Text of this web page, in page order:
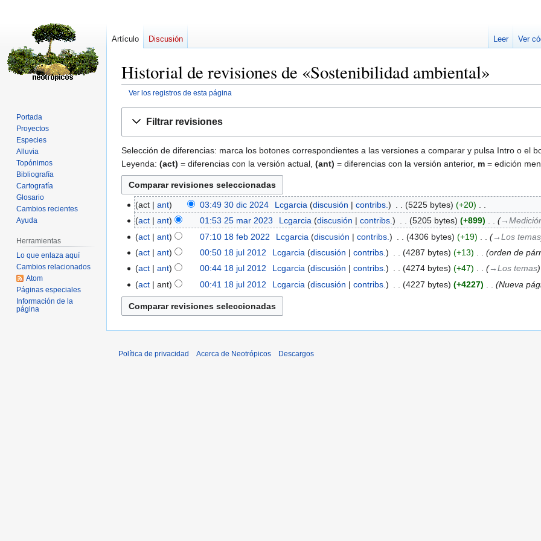
Historial de revisiones de «Sostenibilidad ambiental»
Ver los registros de esta página
navegación
búsqueda
Filtrar revisiones
Selección de diferencias: marca los botones correspondientes a las versiones a comparar y pulsa Intro o el
Leyenda: (act) = diferencias con la versión actual, (ant) = diferencias con la versión anterior, m = edición
30
dic
2024
act ant 03:49 30 dic 2024 Lcgarcia discusión contribs. 5225 bytes +20
S
i
n
r
e
s
u
m
d
25
mar
2023
act ant 01:53 25 mar 2023 Lcgarcia discusión contribs. 5205 bytes +899
18
feb
2022
act ant 07:10 18 feb 2022 Lcgarcia discusión contribs. 4306 bytes +19
→‎Los temas
18
jul
2012
act ant 00:50 18 jul 2012 Lcgarcia discusión contribs. 4287 bytes +13
orden de
act
ant 00:44 18 jul 2012 Lcgarcia discusión contribs. 4274 bytes +47
→‎Los temas
act
ant 00:41 18 jul 2012 Lcgarcia discusión contribs. 4227 bytes +4227 Nueva
Artículo Discusión Leer Ver
Portada
Proyectos
Especies
Alluvia
Topónimos
Bibliografía
Cartografía
Glosario
Cambios recientes
Ayuda
Herramientas
Lo que enlaza aquí
Cambios relacionados
Atom
Páginas especiales
Información de la
página
Política de privacidad Acerca de Neotrópicos Descargos